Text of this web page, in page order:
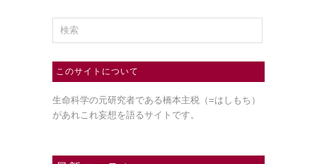
このサイトについて
生命科学の元研究者である橋本主税（=はしもち）
があれこれ妄想を語るサイトです。